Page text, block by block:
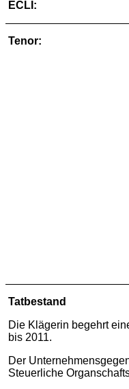
ECLI:
Tenor:
Tatbestand
Die Klägerin begehrt
bis 2011.
Der
Steuerliche